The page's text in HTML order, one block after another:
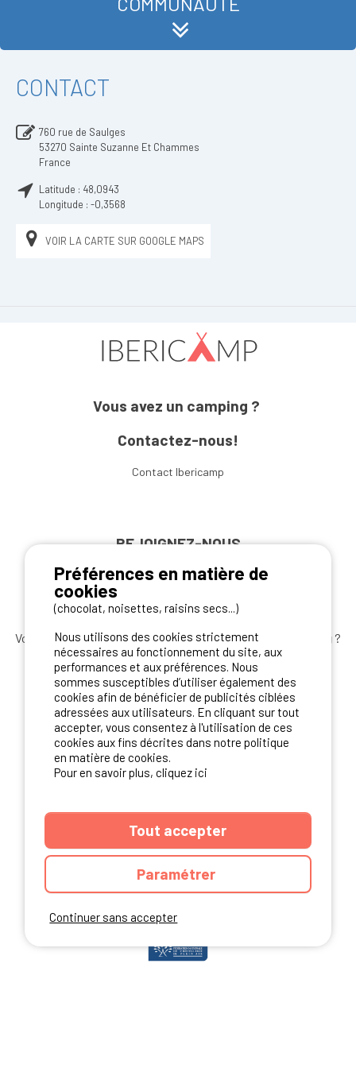
CONTACT
760 rue de Saulges
53270 Sainte Suzanne Et Chammes
France
Latitude : 48,0943
Longitude : -0,3568
VOIR LA CARTE SUR GOOGLE MAPS
Vous avez un camping ?
Contactez-nous!
Contact Ibericamp
REJOIGNEZ-NOUS
Vous souhaitez bénéficier desmeilleures offres camping ?
Abonnez-vous à la newsletterdès aujourd'hui
S'ABONNER
NOS PARTENAIRES
Continuer sans accepter
Préférences en matière de
cookies
(chocolat, noisettes, raisins secs...)
Nous utilisons des cookies strictement
nécessaires au fonctionnement du site, aux
performances et aux préférences. Nous
sommes susceptibles d’utiliser également des
cookies afin de bénéficier de publicités ciblées
adressées aux utilisateurs. En cliquant sur tout
accepter, vous consentez à l'utilisation de ces
cookies aux fins décrites dans notre politique
en matière de cookies.
Pour en savoir plus, cliquez ici
Tout accepter
Paramétrer